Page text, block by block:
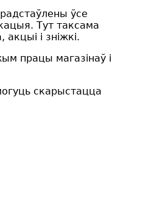
ўсе
Тут таксама
і зніжкі.
працы магазінаў і
скарыстацца